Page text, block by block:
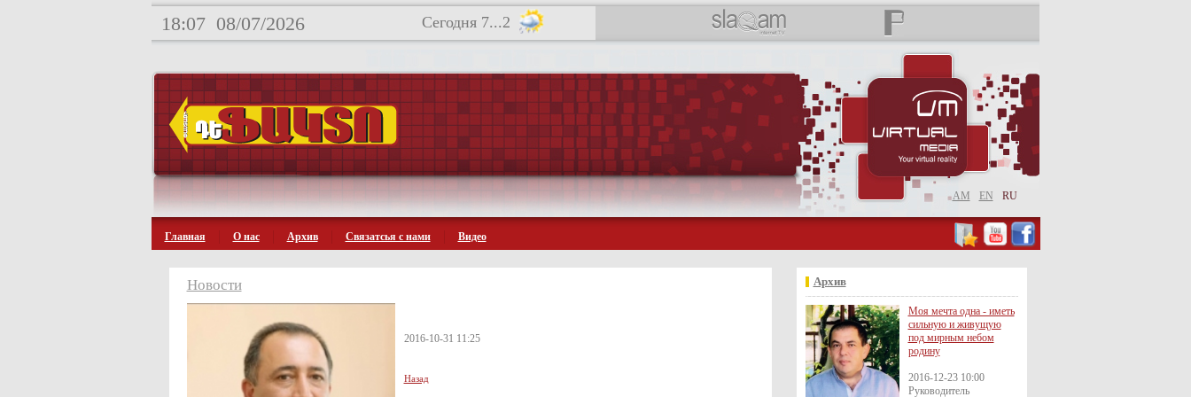
18:07 08/07/2026 Сегодня 7...2
AM EN RU
Главная О нас Архив Связатсья с нами Видео
Новости
2016-10-31 11:25
Назад
Архив
Моя мечта одна - иметь
сильную и живущую
под мирным небом
родину
2016-12-23 10:00
Руководитель